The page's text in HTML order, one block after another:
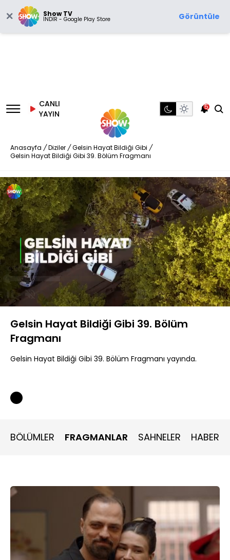
Show TV
İNDİR - Google Play Store Görüntüle
CANLI
YAYIN
5
Anasayfa / Diziler / Gelsin Hayat Bildiği Gibi /
Gelsin Hayat Bildiği Gibi 39. Bölüm Fragmanı
Sesi
Aç
Yüklendi
25.08%
Oynatma
Hızı
Gelsin Hayat Bildiği Gibi 39. Bölüm
Fragmanı
Gelsin Hayat Bildiği Gibi 39. Bölüm Fragmanı yayında.
BÖLÜMLER FRAGMANLAR SAHNELER